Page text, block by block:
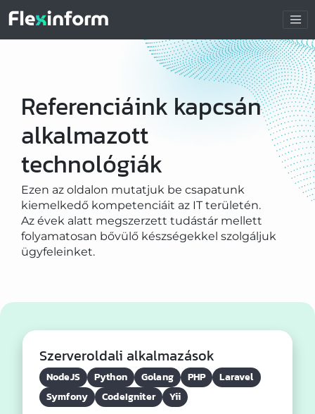
Referenciáink kapcsán
alkalmazott
technológiák
Ezen az oldalon mutatjuk be csapatunk
kiemelkedő kompetenciáit az IT területén.
Az évek alatt megszerzett tudástár mellett
folyamatosan bővülő készségekkel szolgáljuk
ügyfeleinket.
Szerveroldali alkalmazások
NodeJS Python Golang PHP
Laravel
Symfony
CodeIgniter Yii